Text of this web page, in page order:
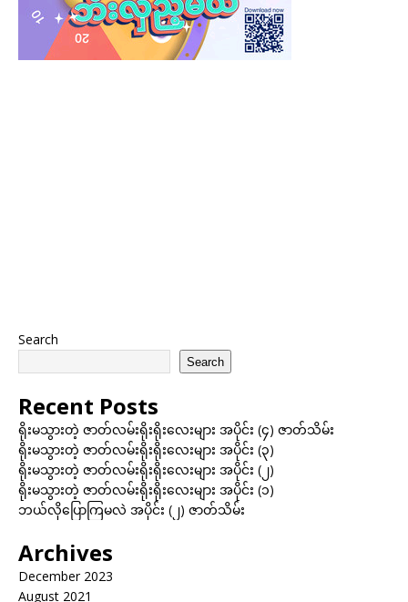
Search
Search
Recent Posts
ရိုးမသွားတဲ့ ဇာတ်လမ်းရိုးရိုးလေးများ အပိုင်း (၄) ဇာတ်သိမ်း
ရိုးမသွားတဲ့ ဇာတ်လမ်းရိုးရိုးလေးများ အပိုင်း (၃)
ရိုးမသွားတဲ့ ဇာတ်လမ်းရိုးရိုးလေးများ အပိုင်း (၂)
ရိုးမသွားတဲ့ ဇာတ်လမ်းရိုးရိုးလေးများ အပိုင်း (၁)
ဘယ်လိုပြောကြမလဲ အပိုင်း (၂) ဇာတ်သိမ်း
Archives
December 2023
August 2021